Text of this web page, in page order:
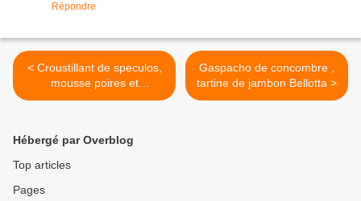
Répondre
< Croustillant de speculos,
mousse poires et
framboises,sans oeufs
Gaspacho de concombre ,
tartine de jambon Bellotta >
Hébergé par Overblog
Top articles
Pages